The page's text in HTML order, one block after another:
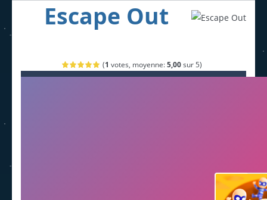
Escape Out
(1 votes, moyenne:5,00sur 5)